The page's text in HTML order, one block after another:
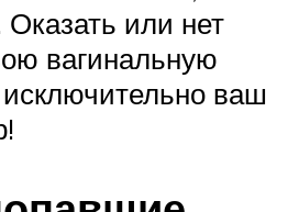
Оказать или нет
вагинальную
ваш